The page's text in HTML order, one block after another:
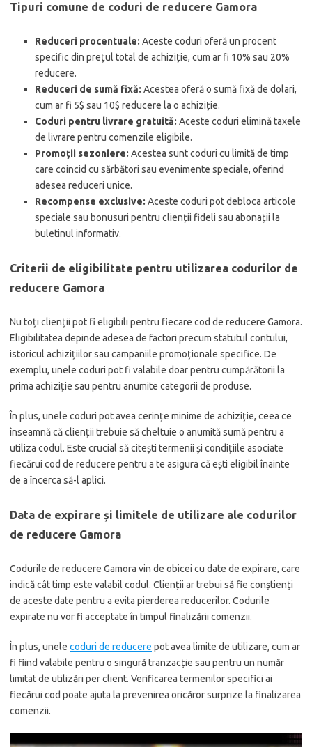
Tipuri comune de coduri de reducere Gamora
Reduceri procentuale: Aceste coduri oferă un procent
specific din prețul total de achiziție, cum ar fi 10% sau 20%
reducere.
Reduceri de sumă fixă: Acestea oferă o sumă fixă de dolari,
cum ar fi 5$ sau 10$ reducere la o achiziție.
Coduri pentru livrare gratuită: Aceste coduri elimină taxele
de livrare pentru comenzile eligibile.
Promoții sezoniere: Acestea sunt coduri cu limită de timp
care coincid cu sărbători sau evenimente speciale, oferind
adesea reduceri unice.
Recompense exclusive: Aceste coduri pot debloca articole
speciale sau bonusuri pentru clienții fideli sau abonații la
buletinul informativ.
Criterii de eligibilitate pentru utilizarea codurilor de
reducere Gamora
Nu toți clienții pot fi eligibili pentru fiecare cod de reducere Gamora.
Eligibilitatea depinde adesea de factori precum statutul contului,
istoricul achizițiilor sau campaniile promoționale specifice. De
exemplu, unele coduri pot fi valabile doar pentru cumpărătorii la
prima achiziție sau pentru anumite categorii de produse.
În plus, unele coduri pot avea cerințe minime de achiziție, ceea ce
înseamnă că clienții trebuie să cheltuie o anumită sumă pentru a
utiliza codul. Este crucial să citești termenii și condițiile asociate
fiecărui cod de reducere pentru a te asigura că ești eligibil înainte
de a încerca să-l aplici.
Data de expirare și limitele de utilizare ale codurilor
de reducere Gamora
Codurile de reducere Gamora vin de obicei cu date de expirare, care
indică cât timp este valabil codul. Clienții ar trebui să fie conștienți
de aceste date pentru a evita pierderea reducerilor. Codurile
expirate nu vor fi acceptate în timpul finalizării comenzii.
În plus, unele coduri de reducere pot avea limite de utilizare, cum ar
fi fiind valabile pentru o singură tranzacție sau pentru un număr
limitat de utilizări per client. Verificarea termenilor specifici ai
fiecărui cod poate ajuta la prevenirea oricăror surprize la finalizarea
comenzii.